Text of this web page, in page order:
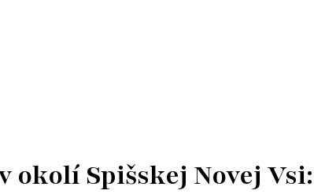
okolí Spišskej Novej